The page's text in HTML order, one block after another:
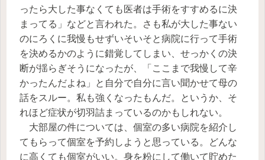
ったら大した事なくても医者は手術をすすめるに決
まってる」などと言われた。さも私が大した事ない
のにろくに我慢もせずいそいそと病院に行って手術
を決めるかのように錯覚してしまい、せっかくの決
断が揺らぎそうになったが、「ここまで我慢して辛
かったんだよね」と自分で自分に言い聞かせて母の
話をスルー。私も強くなったもんだ。というか、そ
れほど症状が切羽詰まっているのかもしれない。
大部屋の件については、個室の多い病院を紹介し
てもらって個室を予約しようと思っている。どんな
に高くても個室がいい。身を粉にして働いて貯めた